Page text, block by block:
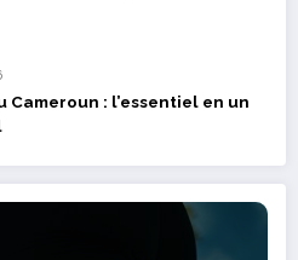
Cameroun : l’essentiel en un